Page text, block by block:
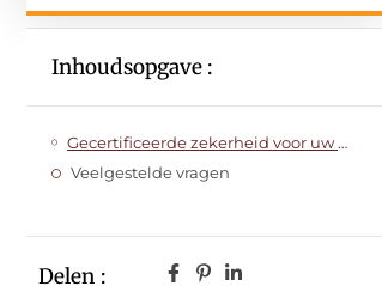
Inhoudsopgave :
Gecertificeerde zekerheid voor uw waardevolle bezittingen
Veelgestelde vragen
Delen :